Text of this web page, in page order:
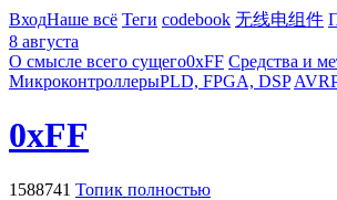
ВходНаше всё Теги codebook 无线电组件
8 августа
О смысле всего сущего0xFF Средства и
МикроконтроллерыPLD, FPGA, DSP AVR
0xFF
1588741 Топик полностью